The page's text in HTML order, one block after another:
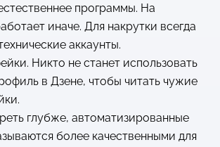
программы. На
иначе. Для накрутки всегда
аккаунты.
Никто не станет использовать
в Дзене, чтобы читать чужие
глубже, автоматизированные
более качественными для